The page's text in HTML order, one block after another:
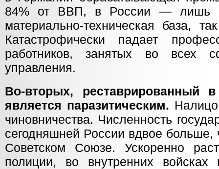
84% от ВВП, в России — лишь
материально-техническая база,
Катастрофически падает
работников, занятых во всех
управления.
Во-вторых, реставрированный
является паразитическим.
чиновничества. Численность
сегодняшней России вдвое
Советском Союзе. Ускоренно
полиции, во внутренних